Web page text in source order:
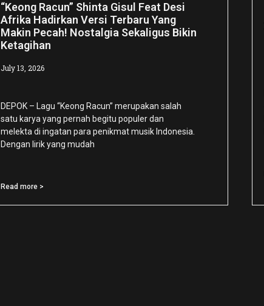
“Keong Racun” Shinta Gisul Feat Desi
Afrika Hadirkan Versi Terbaru Yang
Makin Pecah! Nostalgia Sekaligus Bikin
Ketagihan
July 13, 2026
DEPOK – Lagu “Keong Racun” merupakan salah
satu karya yang pernah begitu populer dan
melekta di ingatan para penikmat musik Indonesia.
Dengan lirik yang mudah
Read more >